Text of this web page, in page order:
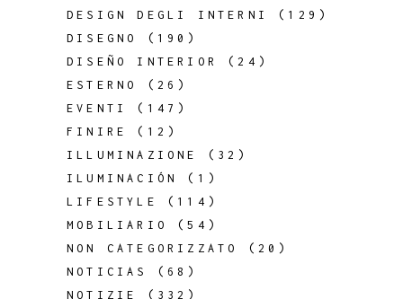
DESIGN DEGLI INTERNI
(129)
DISEGNO
(190)
DISEÑO INTERIOR
(24)
ESTERNO
(26)
EVENTI
(147)
FINIRE
(12)
ILLUMINAZIONE
(32)
ILUMINACIÓN
(1)
LIFESTYLE
(114)
MOBILIARIO
(54)
NON CATEGORIZZATO
(20)
NOTICIAS
(68)
NOTIZIE
(332)